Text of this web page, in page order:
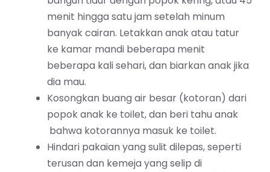
menit hingga satu jam setelah minum
banyak cairan. Letakkan anak atau tatur
ke kamar mandi beberapa menit
beberapa kali sehari, dan biarkan anak jika
dia mau.
Kosongkan buang air besar (kotoran) dari
popok anak ke toilet, dan beri tahu anak
bahwa kotorannya masuk ke toilet.
Hindari pakaian yang sulit dilepas, seperti
terusan dan kemeja yang selip di